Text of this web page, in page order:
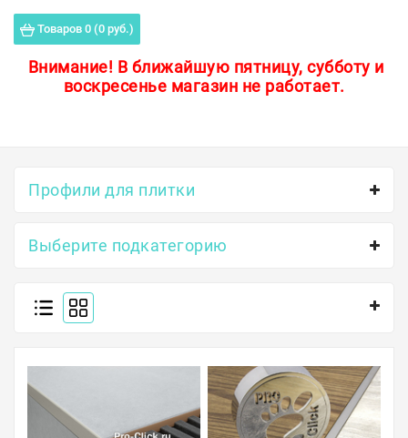
Товаров 0 (0 руб.)
Внимание! В ближайшую пятницу, субботу и
воскресенье магазин не работает.
Пороги для пола
Защитные уголки
Полосы из металла
Плинтуса
Обводы для труб
Крепёж и крепления
Садовая мебель
Профили для плитки
Выберите подкатегорию